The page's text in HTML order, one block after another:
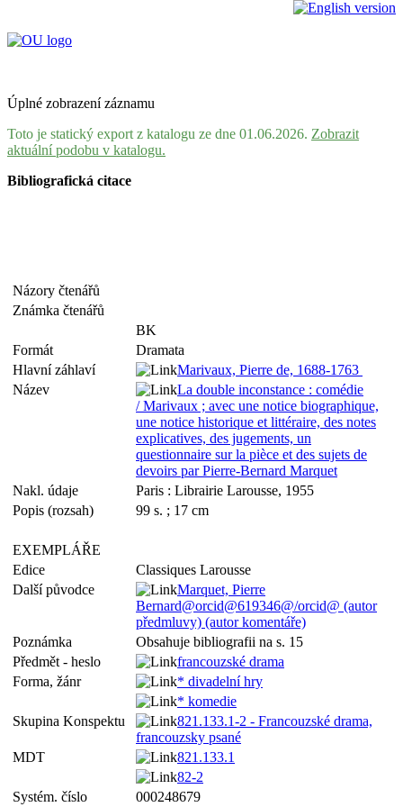
Úplné zobrazení záznamu
Toto je statický export z katalogu ze dne 01.06.2026. Zobrazit
aktuální podobu v katalogu.
Bibliografická citace
Názory čtenářů
Známka čtenářů
BK
Formát
Dramata
Hlavní záhlaví
Marivaux, Pierre de, 1688-1763
Název
La double inconstance : comédie
/ Marivaux ; avec une notice biographique,
une notice historique et littéraire, des notes
explicatives, des jugements, un
questionnaire sur la pièce et des sujets de
devoirs par Pierre-Bernard Marquet
Nakl. údaje
Paris : Librairie Larousse, 1955
Popis (rozsah)
99 s. ; 17 cm
EXEMPLÁŘE
Edice
Classiques Larousse
Další původce
Marquet, Pierre
Bernard@orcid@619346@/orcid@ (autor
předmluvy) (autor komentáře)
Poznámka
Obsahuje bibliografii na s. 15
Předmět - heslo
francouzské drama
Forma, žánr
* divadelní hry
* komedie
Skupina Konspektu
821.133.1-2 - Francouzské drama,
francouzsky psané
MDT
821.133.1
82-2
Systém. číslo
000248679